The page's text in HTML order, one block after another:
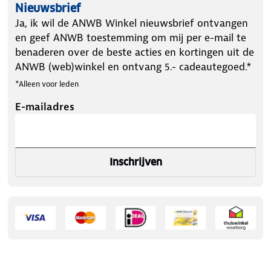
Nieuwsbrief
Ja, ik wil de ANWB Winkel nieuwsbrief ontvangen
en geef ANWB toestemming om mij per e-mail te
benaderen over de beste acties en kortingen uit de
ANWB (web)winkel en ontvang 5.- cadeautegoed.*
*Alleen voor leden
E-mailadres
Inschrijven